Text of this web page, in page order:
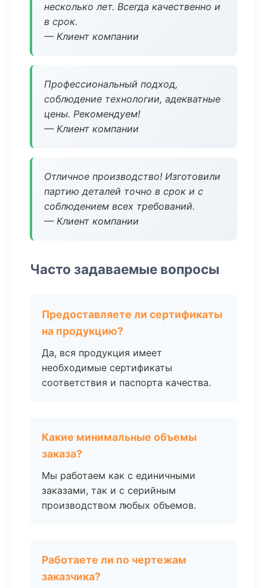
несколько лет. Всегда качественно и
в срок.
— Клиент компании
Профессиональный подход,
соблюдение технологии, адекватные
цены. Рекомендуем!
— Клиент компании
Отличное производство! Изготовили
партию деталей точно в срок и с
соблюдением всех требований.
— Клиент компании
Часто задаваемые вопросы
Предоставляете ли сертификаты
на продукцию?
Да, вся продукция имеет
необходимые сертификаты
соответствия и паспорта качества.
Какие минимальные объемы
заказа?
Мы работаем как с единичными
заказами, так и с серийным
производством любых объемов.
Работаете ли по чертежам
заказчика?